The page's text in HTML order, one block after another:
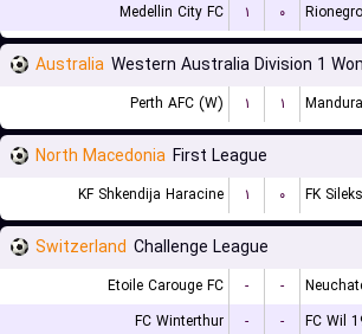
Medellin City FC
۱ ۰
Australia Western Australia Division 1
Perth AFC (W) ۱ ۱
North Macedonia First League
KF Shkendija Haracine ۱ ۰ FK Sileks
Switzerland Challenge League
Etoile Carouge FC - -
FC Winterthur
- -
FC Wil